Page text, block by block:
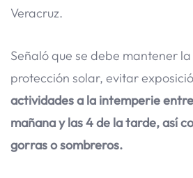
Veracruz.
Señaló que se debe mantener
protección solar, evitar
actividades a la intemperie
mañana y las 4 de la tarde, así
gorras o sombreros.